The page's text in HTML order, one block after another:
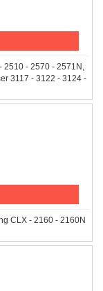
2510 - 2570 - 2571N,
3117 - 3122 - 3124 -
CLX - 2160 - 2160N